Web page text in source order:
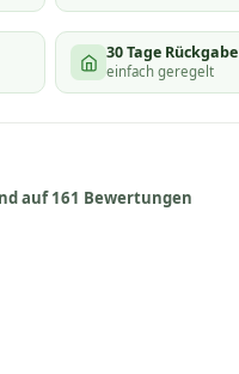
30 Tage Rückgabe
einfach geregelt
auf 161 Bewertungen